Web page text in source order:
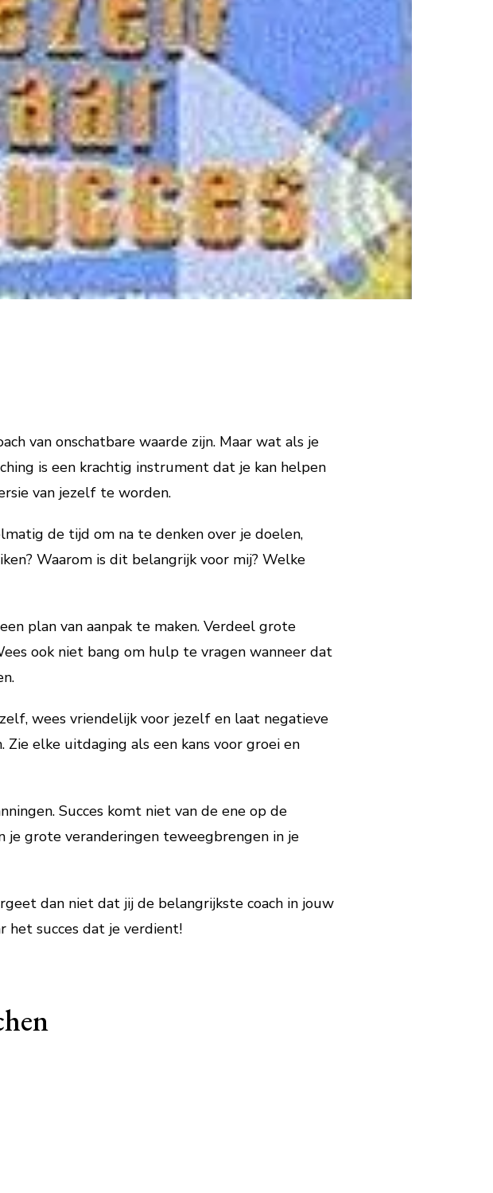
van onschatbare waarde zijn. Maar wat als je
is een krachtig instrument dat je kan helpen
van jezelf te worden.
de tijd om na te denken over je doelen,
Waarom is dit belangrijk voor mij? Welke
plan van aanpak te maken. Verdeel grote
ook niet bang om hulp te vragen wanneer dat
wees vriendelijk voor jezelf en laat negatieve
elke uitdaging als een kans voor groei en
Succes komt niet van de ene op de
je grote veranderingen teweegbrengen in je
dan niet dat jij de belangrijkste coach in jouw
het succes dat je verdient!